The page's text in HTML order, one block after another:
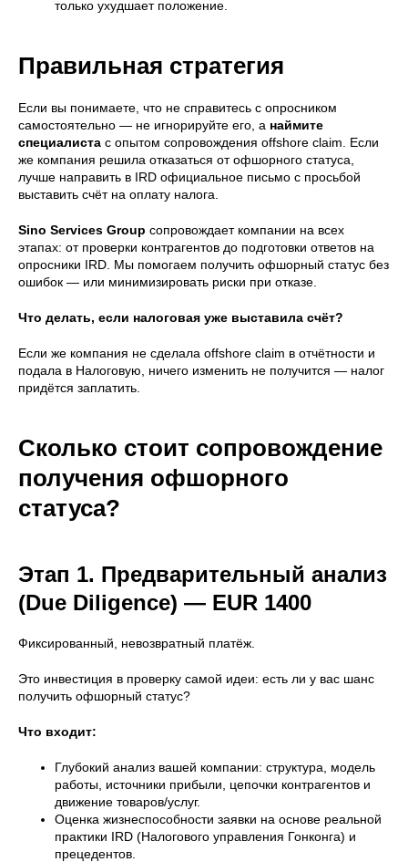
только ухудшает положение.
Правильная стратегия
Если вы понимаете, что не справитесь с опросником
самостоятельно — не игнорируйте его, а наймите
специалиста с опытом сопровождения offshore claim. Если
же компания решила отказаться от офшорного статуса,
лучше направить в IRD официальное письмо с просьбой
выставить счёт на оплату налога.
Sino Services Group сопровождает компании на всех
этапах: от проверки контрагентов до подготовки ответов на
опросники IRD. Мы помогаем получить офшорный статус без
ошибок — или минимизировать риски при отказе.
Что делать, если налоговая уже выставила счёт?
Если же компания не сделала offshore claim в отчётности и
подала в Налоговую, ничего изменить не получится — налог
придётся заплатить.
Сколько стоит сопровождение
получения офшорного
статуса?
Этап 1. Предварительный анализ
(Due Diligence) — EUR 1400
Фиксированный, невозвратный платёж.
Это инвестиция в проверку самой идеи: есть ли у вас шанс
получить офшорный статус?
Что входит:
Глубокий анализ вашей компании: структура, модель
работы, источники прибыли, цепочки контрагентов и
движение товаров/услуг.
Оценка жизнеспособности заявки на основе реальной
практики IRD (Налогового управления Гонконга) и
прецедентов.